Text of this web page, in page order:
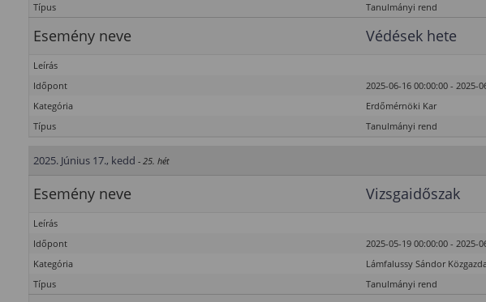
Típus
Tanulmányi rend
Esemény neve Védések hete
Leírás
Időpont
2025-06-16 00:00:00 - 2025-
Kategória
Erdőmérnöki Kar
Típus
Tanulmányi rend
2025. Június 17., kedd - 25. hét
Esemény neve Vizsgaidőszak
Leírás
Időpont
2025-05-19 00:00:00 - 2025-
Kategória
Lámfalussy Sándor
Típus
Tanulmányi rend